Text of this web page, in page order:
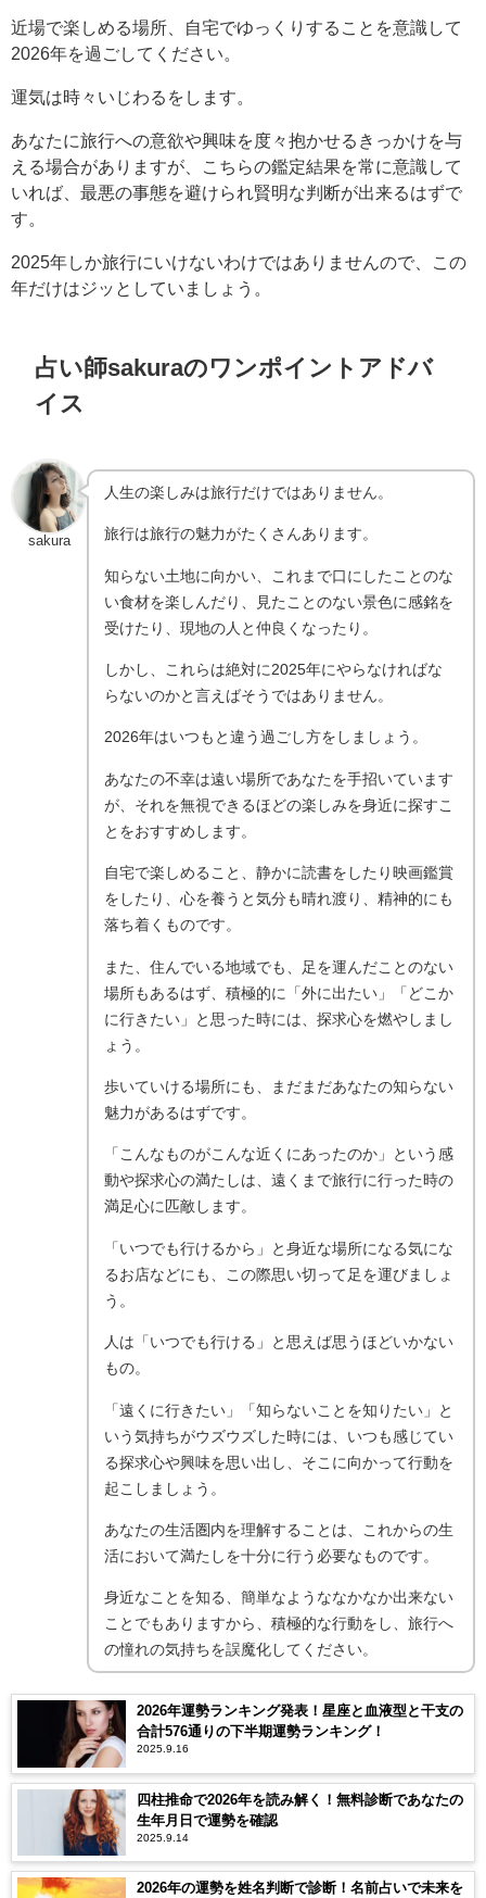
近場で楽しめる場所、自宅でゆっくりすることを意識して
2026年を過ごしてください。
運気は時々いじわるをします。
あなたに旅行への意欲や興味を度々抱かせるきっかけを与
える場合がありますが、こちらの鑑定結果を常に意識して
いれば、最悪の事態を避けられ賢明な判断が出来るはずで
す。
2025年しか旅行にいけないわけではありませんので、この
年だけはジッとしていましょう。
占い師sakuraのワンポイントアドバ
イス
sakura
人生の楽しみは旅行だけではありません。
旅行は旅行の魅力がたくさんあります。
知らない土地に向かい、これまで口にしたことのな
い食材を楽しんだり、見たことのない景色に感銘を
受けたり、現地の人と仲良くなったり。
しかし、これらは絶対に2025年にやらなければな
らないのかと言えばそうではありません。
2026年はいつもと違う過ごし方をしましょう。
あなたの不幸は遠い場所であなたを手招いています
が、それを無視できるほどの楽しみを身近に探すこ
とをおすすめします。
自宅で楽しめること、静かに読書をしたり映画鑑賞
をしたり、心を養うと気分も晴れ渡り、精神的にも
落ち着くものです。
また、住んでいる地域でも、足を運んだことのない
場所もあるはず、積極的に「外に出たい」「どこか
に行きたい」と思った時には、探求心を燃やしまし
ょう。
歩いていける場所にも、まだまだあなたの知らない
魅力があるはずです。
「こんなものがこんな近くにあったのか」という感
動や探求心の満たしは、遠くまで旅行に行った時の
満足心に匹敵します。
「いつでも行けるから」と身近な場所になる気にな
るお店などにも、この際思い切って足を運びましょ
う。
人は「いつでも行ける」と思えば思うほどいかない
もの。
「遠くに行きたい」「知らないことを知りたい」と
いう気持ちがウズウズした時には、いつも感じてい
る探求心や興味を思い出し、そこに向かって行動を
起こしましょう。
あなたの生活圏内を理解することは、これからの生
活において満たしを十分に行う必要なものです。
身近なことを知る、簡単なようななかなか出来ない
ことでもありますから、積極的な行動をし、旅行へ
の憧れの気持ちを誤魔化してください。
2026年運勢ランキング発表！星座と血液型と干支の
合計576通りの下半期運勢ランキング！
2025.9.16
四柱推命で2026年を読み解く！無料診断であなたの
生年月日で運勢を確認
2025.9.14
2026年の運勢を姓名判断で診断！名前占いで未来を